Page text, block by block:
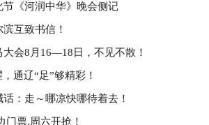
节《河润中华》晚会侧记
互致书信！
大会8月16—18日，不见不散！
通辽“足”够精彩！
：走～哪凉快哪待着去！
门票,周六开抢！